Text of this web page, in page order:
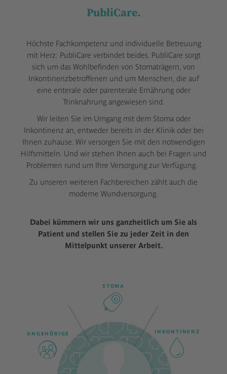
PubliCare.
Höchste Fachkompetenz und individuelle Betreuung
mit Herz: PubliCare verbindet beides. PubliCare sorgt
sich um das Wohlbefinden von Stomaträgern, von
Inkontinenzbetroffenen und um Menschen, die auf
eine enterale oder parenterale Ernährung oder
Trinknahrung angewiesen sind.
Wir leiten Sie im Umgang mit dem Stoma oder
Inkontinenz an, entweder bereits in der Klinik oder bei
Ihnen zuhause. Wir versorgen Sie mit den notwendigen
Hilfsmitteln. Und wir stehen Ihnen auch bei Fragen und
Problemen rund um Ihre Versorgung zur Verfügung.
Zu unseren weiteren Fachbereichen zählt auch die
moderne Wundversorgung.
Dabei kümmern wir uns ganzheitlich um Sie als
Patient und stellen Sie zu jeder Zeit in den
Mittelpunkt unserer Arbeit.
STOMA
INKONTINENZ
ANGEHÖRIGE